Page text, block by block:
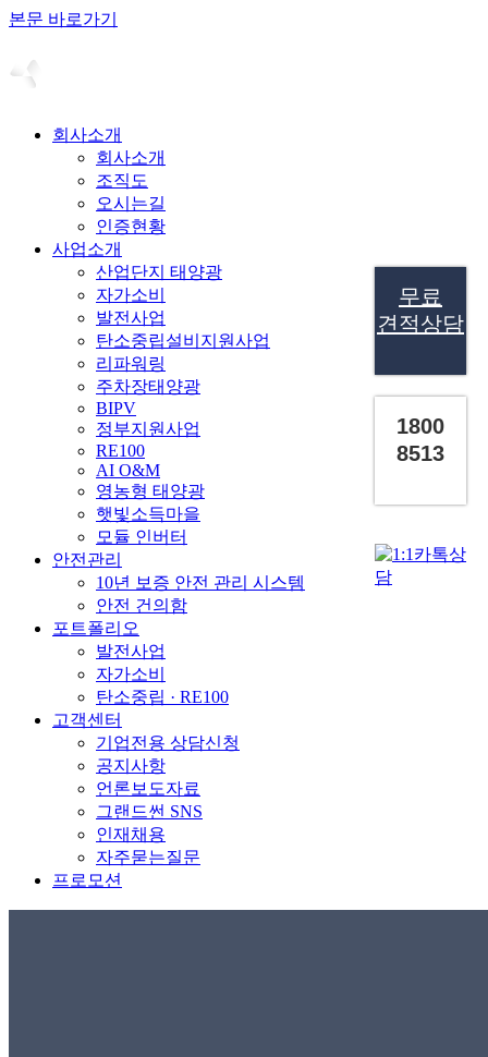
본문 바로가기
회사소개
회사소개
조직도
오시는길
인증현황
사업소개
산업단지 태양광
자가소비
발전사업
탄소중립설비지원사업
리파워링
주차장태양광
BIPV
정부지원사업
RE100
AI O&M
영농형 태양광
햇빛소득마을
모듈 인버터
안전관리
10년 보증 안전 관리 시스템
안전 건의함
포트폴리오
발전사업
자가소비
탄소중립 · RE100
고객센터
기업전용 상담신청
공지사항
언론보도자료
그랜드썬 SNS
인재채용
자주묻는질문
프로모션
무료
견적상담
1800
8513